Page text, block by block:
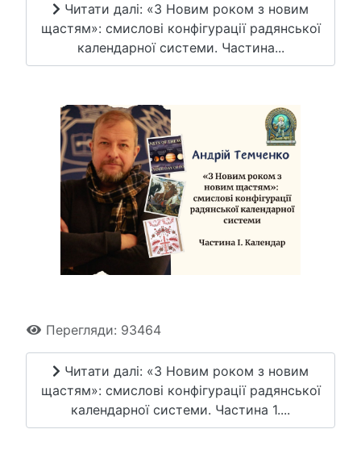
Читати далі: «З Новим роком з новим
щастям»: смислові конфігурації радянської
календарної системи. Частина...
Перегляди: 93464
Читати далі: «З Новим роком з новим
щастям»: смислові конфігурації радянської
календарної системи. Частина 1....